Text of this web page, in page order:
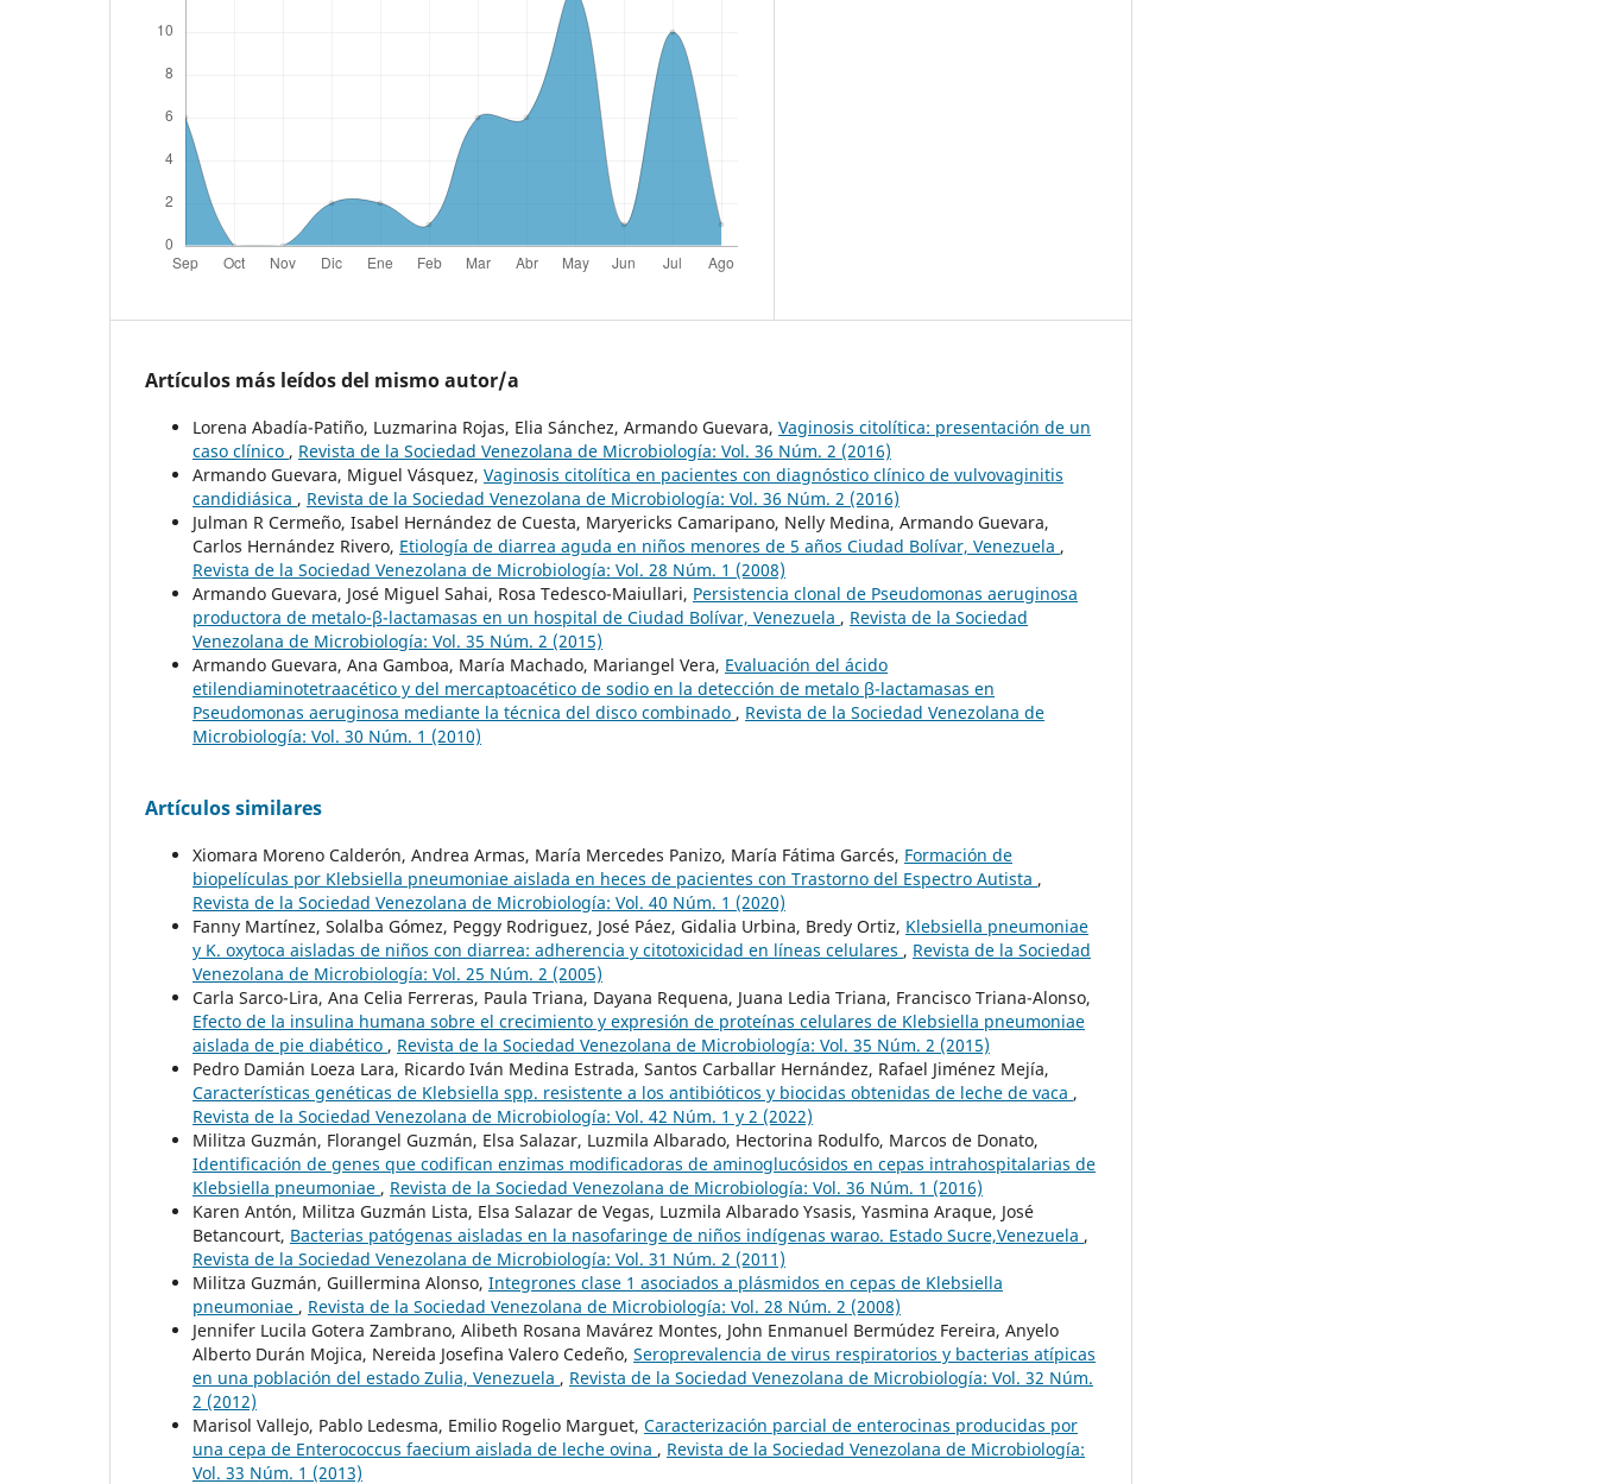
Artículos más leídos del mismo autor/a
Lorena Abadía-Patiño, Luzmarina Rojas, Elia Sánchez, Armando Guevara, Vaginosis citolítica: presentación de un
caso clínico , Revista de la Sociedad Venezolana de Microbiología: Vol. 36 Núm. 2 (2016)
Armando Guevara, Miguel Vásquez, Vaginosis citolítica en pacientes con diagnóstico clínico de vulvovaginitis
candidiásica , Revista de la Sociedad Venezolana de Microbiología: Vol. 36 Núm. 2 (2016)
Julman R Cermeño, Isabel Hernández de Cuesta, Maryericks Camaripano, Nelly Medina, Armando Guevara,
Carlos Hernández Rivero, Etiología de diarrea aguda en niños menores de 5 años Ciudad Bolívar, Venezuela ,
Revista de la Sociedad Venezolana de Microbiología: Vol. 28 Núm. 1 (2008)
Armando Guevara, José Miguel Sahai, Rosa Tedesco-Maiullari, Persistencia clonal de Pseudomonas aeruginosa
productora de metalo-β-lactamasas en un hospital de Ciudad Bolívar, Venezuela , Revista de la Sociedad
Venezolana de Microbiología: Vol. 35 Núm. 2 (2015)
Armando Guevara, Ana Gamboa, María Machado, Mariangel Vera, Evaluación del ácido
etilendiaminotetraacético y del mercaptoacético de sodio en la detección de metalo β-lactamasas en
Pseudomonas aeruginosa mediante la técnica del disco combinado , Revista de la Sociedad Venezolana de
Microbiología: Vol. 30 Núm. 1 (2010)
Artículos similares
Xiomara Moreno Calderón, Andrea Armas, María Mercedes Panizo, María Fátima Garcés, Formación de
biopelículas por Klebsiella pneumoniae aislada en heces de pacientes con Trastorno del Espectro Autista ,
Revista de la Sociedad Venezolana de Microbiología: Vol. 40 Núm. 1 (2020)
Fanny Martínez, Solalba Gómez, Peggy Rodriguez, José Páez, Gidalia Urbina, Bredy Ortiz, Klebsiella pneumoniae
y K. oxytoca aisladas de niños con diarrea: adherencia y citotoxicidad en líneas celulares , Revista de la Sociedad
Venezolana de Microbiología: Vol. 25 Núm. 2 (2005)
Carla Sarco-Lira, Ana Celia Ferreras, Paula Triana, Dayana Requena, Juana Ledia Triana, Francisco Triana-Alonso,
Efecto de la insulina humana sobre el crecimiento y expresión de proteínas celulares de Klebsiella pneumoniae
aislada de pie diabético , Revista de la Sociedad Venezolana de Microbiología: Vol. 35 Núm. 2 (2015)
Pedro Damián Loeza Lara, Ricardo Iván Medina Estrada, Santos Carballar Hernández, Rafael Jiménez Mejía,
Características genéticas de Klebsiella spp. resistente a los antibióticos y biocidas obtenidas de leche de vaca ,
Revista de la Sociedad Venezolana de Microbiología: Vol. 42 Núm. 1 y 2 (2022)
Militza Guzmán, Florangel Guzmán, Elsa Salazar, Luzmila Albarado, Hectorina Rodulfo, Marcos de Donato,
Identificación de genes que codifican enzimas modificadoras de aminoglucósidos en cepas intrahospitalarias de
Klebsiella pneumoniae , Revista de la Sociedad Venezolana de Microbiología: Vol. 36 Núm. 1 (2016)
Karen Antón, Militza Guzmán Lista, Elsa Salazar de Vegas, Luzmila Albarado Ysasis, Yasmina Araque, José
Betancourt, Bacterias patógenas aisladas en la nasofaringe de niños indígenas warao. Estado Sucre,Venezuela ,
Revista de la Sociedad Venezolana de Microbiología: Vol. 31 Núm. 2 (2011)
Militza Guzmán, Guillermina Alonso, Integrones clase 1 asociados a plásmidos en cepas de Klebsiella
pneumoniae , Revista de la Sociedad Venezolana de Microbiología: Vol. 28 Núm. 2 (2008)
Jennifer Lucila Gotera Zambrano, Alibeth Rosana Mavárez Montes, John Enmanuel Bermúdez Fereira, Anyelo
Alberto Durán Mojica, Nereida Josefina Valero Cedeño, Seroprevalencia de virus respiratorios y bacterias atípicas
en una población del estado Zulia, Venezuela , Revista de la Sociedad Venezolana de Microbiología: Vol. 32 Núm.
2 (2012)
Marisol Vallejo, Pablo Ledesma, Emilio Rogelio Marguet, Caracterización parcial de enterocinas producidas por
una cepa de Enterococcus faecium aislada de leche ovina , Revista de la Sociedad Venezolana de Microbiología:
Vol. 33 Núm. 1 (2013)